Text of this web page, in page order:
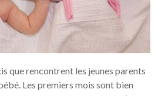
que rencontrent les jeunes parents
Les premiers mois sont bien